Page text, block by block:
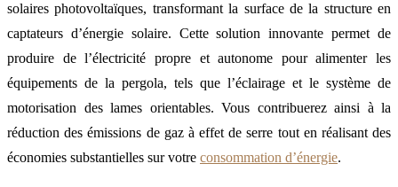
solaires photovoltaïques, transformant la surface de la structure en
captateurs d’énergie solaire. Cette solution innovante permet de
produire de l’électricité propre et autonome pour alimenter les
équipements de la pergola, tels que l’éclairage et le système de
motorisation des lames orientables. Vous contribuerez ainsi à la
réduction des émissions de gaz à effet de serre tout en réalisant des
économies substantielles sur votre consommation d’énergie.